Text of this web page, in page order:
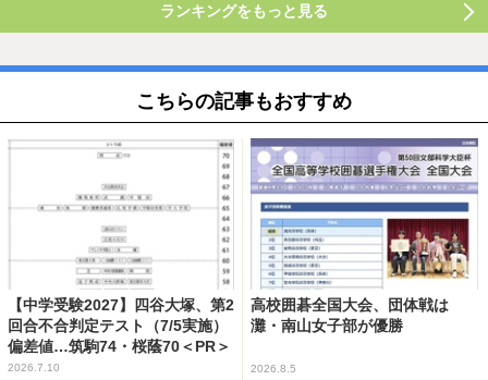
ランキングをもっと見る
こちらの記事もおすすめ
【中学受験2027】四谷大塚、第2
回合不合判定テスト（7/5実施）
偏差値…筑駒74・桜蔭70＜PR＞
2026.7.10
高校囲碁全国大会、団体戦は
灘・南山女子部が優勝
2026.8.5